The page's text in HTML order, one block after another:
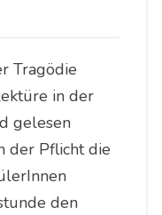
Tragödie
in der
gelesen
der Pflicht die
den